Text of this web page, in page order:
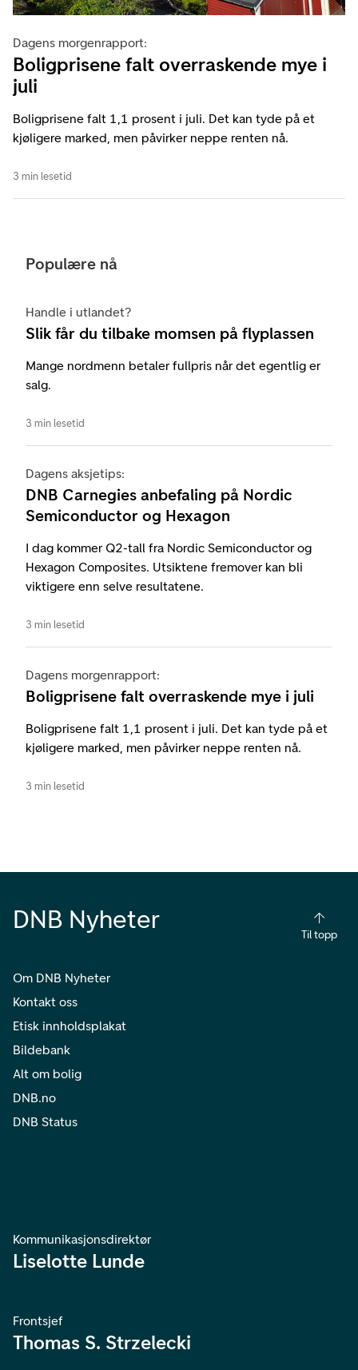
Dagens morgenrapport:
Boligprisene falt overraskende mye i
juli
Boligprisene falt 1,1 prosent i juli. Det kan tyde på et
kjøligere marked, men påvirker neppe renten nå.
3 min lesetid
Populære nå
Handle i utlandet?
Slik får du tilbake momsen på flyplassen
Mange nordmenn betaler fullpris når det egentlig er
salg.
3 min lesetid
Dagens aksjetips:
DNB Carnegies anbefaling på Nordic
Semiconductor og Hexagon
I dag kommer Q2-tall fra Nordic Semiconductor og
Hexagon Composites. Utsiktene fremover kan bli
viktigere enn selve resultatene.
3 min lesetid
Dagens morgenrapport:
Boligprisene falt overraskende mye i juli
Boligprisene falt 1,1 prosent i juli. Det kan tyde på et
kjøligere marked, men påvirker neppe renten nå.
3 min lesetid
DNB Nyheter
Til topp
Om DNB Nyheter
Kontakt oss
Etisk innholdsplakat
Bildebank
Alt om bolig
DNB.no
DNB Status
Kommunikasjonsdirektør
Liselotte Lunde
Frontsjef
Thomas S. Strzelecki